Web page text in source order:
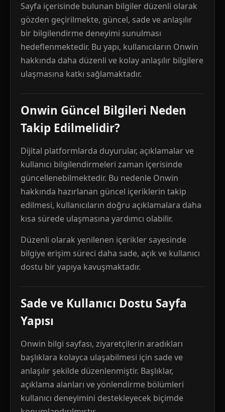
Sayfa içerisinde bulunan bilgiler düzenli olarak
gözden geçirilmekte, güncel, sade ve anlaşılır
bir bilgilendirme deneyimi sunulması
hedeflenmektedir. Bu yapı, kullanıcıların Onwin
hakkında daha düzenli ve kolay anlaşılır bilgilere
ulaşmasına katkı sağlamaktadır.
Onwin Güncel Bilgileri Neden
Takip Edilmelidir?
Dijital platformlarda duyurular, açıklamalar ve
kullanıcı bilgilendirmeleri zaman içerisinde
güncellenebilmektedir. Bu nedenle Onwin
hakkında hazırlanan güncel içeriklerin takip
edilmesi, kullanıcıların doğru açıklamalara daha
kısa sürede ulaşmasına yardımcı olabilir.
Düzenli olarak yenilenen içerikler sayesinde
bilgiye erişim süreci daha sade, açık ve kullanıcı
dostu bir yapıya kavuşmaktadır.
Sade ve Kullanıcı Dostu Sayfa
Yapısı
Onwin bilgi sayfası, ziyaretçilerin aradıkları
başlıklara kolayca ulaşabilmesi için sade ve
anlaşılır şekilde düzenlenmiştir. Başlıklar,
açıklama alanları ve yönlendirme bölümleri
kullanıcı deneyimini destekleyecek biçimde